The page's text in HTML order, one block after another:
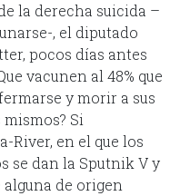
la derecha suicida –
, el diputado
pocos días antes
vacunen al 48% que
y morir a sus
Si
River, en el que los
se dan la Sputnik V y
de origen